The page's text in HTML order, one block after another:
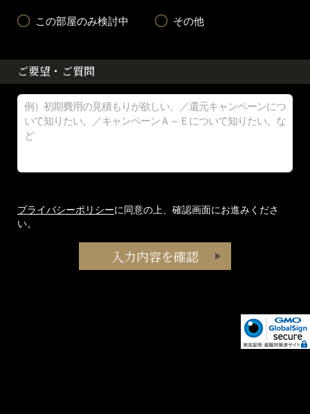
この部屋のみ検討中 その他
ご要望・ご質問
プライバシーポリシーに同意の上、確認画面にお進みくださ
い。